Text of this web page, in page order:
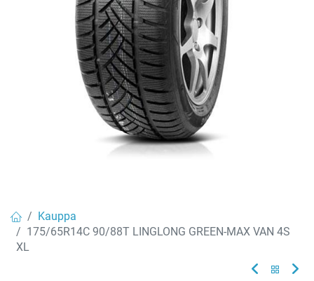
Kauppa
175/65R14C 90/88T LINGLONG GREEN-MAX VAN 4S
XL